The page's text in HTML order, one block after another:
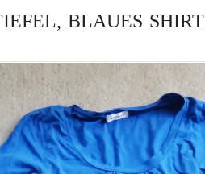
BLAUES SHIRT